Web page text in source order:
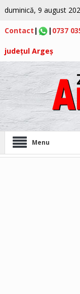
duminică, 9 august
Contact | | 0737
județul Argeș
Menu